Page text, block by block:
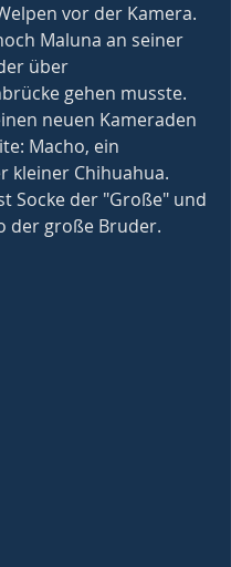
vor der Kamera.
Maluna an seiner
über
gehen musste.
neuen Kameraden
Macho, ein
kleiner Chihuahua.
Socke der "Große" und
der große Bruder.